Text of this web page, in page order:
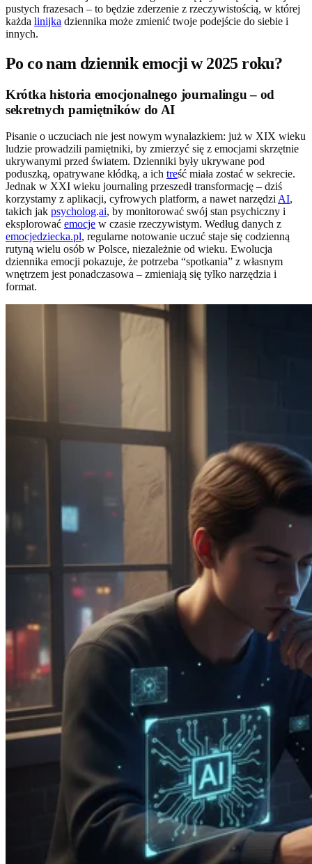
pustych frazesach – to będzie zderzenie z rzeczywistością, w której
każda linijka dziennika może zmienić twoje podejście do siebie i
innych.
Po co nam dziennik emocji w 2025 roku?
Krótka historia emocjonalnego journalingu – od
sekretnych pamiętników do AI
Pisanie o uczuciach nie jest nowym wynalazkiem: już w XIX wieku
ludzie prowadzili pamiętniki, by zmierzyć się z emocjami skrzętnie
ukrywanymi przed światem. Dzienniki były ukrywane pod
poduszką, opatrywane kłódką, a ich treść miała zostać w sekrecie.
Jednak w XXI wieku journaling przeszedł transformację – dziś
korzystamy z aplikacji, cyfrowych platform, a nawet narzędzi AI,
takich jak psycholog.ai, by monitorować swój stan psychiczny i
eksplorować emocje w czasie rzeczywistym. Według danych z
emocjedziecka.pl, regularne notowanie uczuć staje się codzienną
rutyną wielu osób w Polsce, niezależnie od wieku. Ewolucja
dziennika emocji pokazuje, że potrzeba “spotkania” z własnym
wnętrzem jest ponadczasowa – zmieniają się tylko narzędzia i
format.